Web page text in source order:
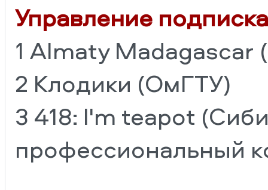
Управление
1 Almaty
2 Клодики (ОмГТУ)
3 418: I'm teapot
профессиональный